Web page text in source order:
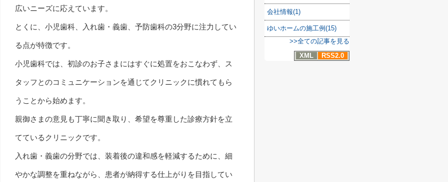
広いニーズに応えています。
とくに、小児歯科、入れ歯・義歯、予防歯科の3分野に注力してい
る点が特徴です。
小児歯科では、初診のお子さまにはすぐに処置をおこなわず、ス
タッフとのコミュニケーションを通じてクリニックに慣れてもら
うことから始めます。
親御さまの意見も丁寧に聞き取り、希望を尊重した診療方針を立
てているクリニックです。
入れ歯・義歯の分野では、装着後の違和感を軽減するために、細
やかな調整を重ねながら、患者が納得する仕上がりを目指してい
会社情報(1)
ゆいホームの施工例(15)
>>全ての記事を見る
XML
RSS2.0